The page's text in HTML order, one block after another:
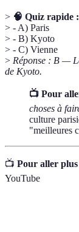
> 🧠 Quiz rapide :
> - A) Paris
> - B) Kyoto
> - C) Vienne
> Réponse : B —
de Kyoto.
📺 Pour
choses à
culture
"meilleures
📺 Pour aller
YouTube